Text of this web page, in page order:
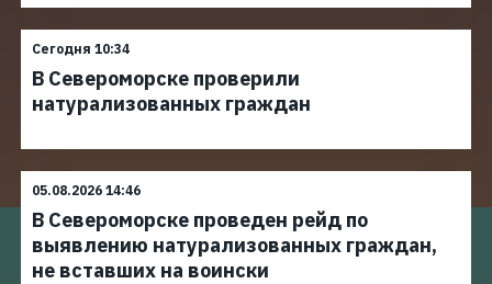
Сегодня 10:34
В Североморске проверили
натурализованных граждан
05.08.2026 14:46
В Североморске проведен рейд по
выявлению натурализованных граждан,
не вставших на воински